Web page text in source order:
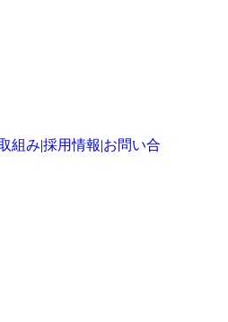
組み|採用情報|お問い合